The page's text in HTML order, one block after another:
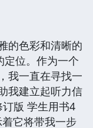
的色彩和清晰的
定位。作为一个
我一直在寻找一
我建立起听力信
版 学生用书4
它将带我一步